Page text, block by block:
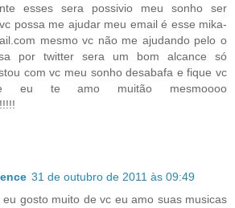
esses sera possivio meu sonho ser
possa me ajudar meu email é esse mika-
mesmo vc não me ajudando pelo o
por twitter sera um bom alcance só
com vc meu sonho desabafa e fique vc
eu te amo muitão mesmoooo
31 de outubro de 2011 às 09:49
gosto muito de vc eu amo suas musicas